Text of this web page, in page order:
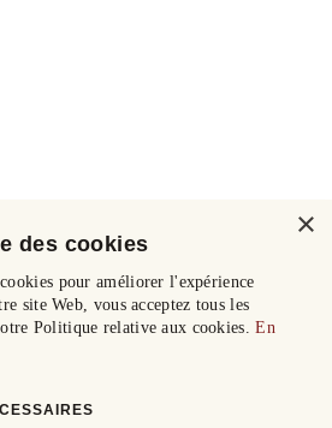
×
des cookies
pour améliorer l'expérience
site Web, vous acceptez tous les
Politique relative aux cookies.En